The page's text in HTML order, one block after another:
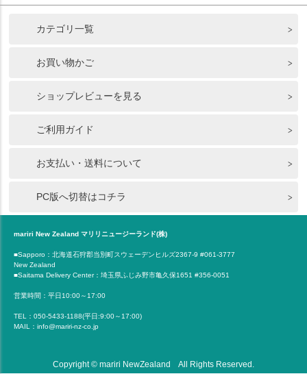
カテゴリ一覧
お買い物かご
ショップレビューを見る
ご利用ガイド
お支払い・送料について
PC版へ切替はコチラ
mariri New Zealand マリリニュージーランド(株)
■Sapporo：北海道石狩郡当別町スウェーデンヒルズ2367-9 #061-3777
New Zealand
■Saitama Delivery Center：埼玉県ふじみ野市亀久保1651 #356-0051
営業時間：平日10:00～17:00
TEL：050-5433-1188(平日:9:00～17:00)
MAIL：info@mariri-nz-co.jp
Copyright © mariri NewZealand All Rights Reserved.